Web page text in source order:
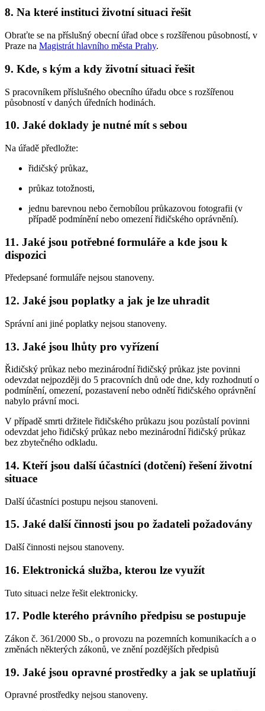
8. Na které instituci životní situaci řešit
Obraťte se na příslušný obecní úřad obce s rozšířenou působností, v
Praze na Magistrát hlavního města Prahy.
9. Kde, s kým a kdy životní situaci řešit
S pracovníkem příslušného obecního úřadu obce s rozšířenou
působností v daných úředních hodinách.
10. Jaké doklady je nutné mít s sebou
Na úřadě předložte:
řidičský průkaz,
průkaz totožnosti,
jednu barevnou nebo černobílou průkazovou fotografii (v
případě podmínění nebo omezení řidičského oprávnění).
11. Jaké jsou potřebné formuláře a kde jsou k
dispozici
Předepsané formuláře nejsou stanoveny.
12. Jaké jsou poplatky a jak je lze uhradit
Správní ani jiné poplatky nejsou stanoveny.
13. Jaké jsou lhůty pro vyřízení
Řidičský průkaz nebo mezinárodní řidičský průkaz jste povinni
odevzdat nejpozději do 5 pracovních dnů ode dne, kdy rozhodnutí o
podmínění, omezení, pozastavení nebo odnětí řidičského oprávnění
nabylo právní moci.
V případě smrti držitele řidičského průkazu jsou pozůstalí povinni
odevzdat jeho řidičský průkaz nebo mezinárodní řidičský průkaz
bez zbytečného odkladu.
14. Kteří jsou další účastníci (dotčení) řešení životní
situace
Další účastníci postupu nejsou stanoveni.
15. Jaké další činnosti jsou po žadateli požadovány
Další činnosti nejsou stanoveny.
16. Elektronická služba, kterou lze využít
Tuto situaci nelze řešit elektronicky.
17. Podle kterého právního předpisu se postupuje
Zákon č. 361/2000 Sb., o provozu na pozemních komunikacích a o
změnách některých zákonů, ve znění pozdějších předpisů
19. Jaké jsou opravné prostředky a jak se uplatňují
Opravné prostředky nejsou stanoveny.